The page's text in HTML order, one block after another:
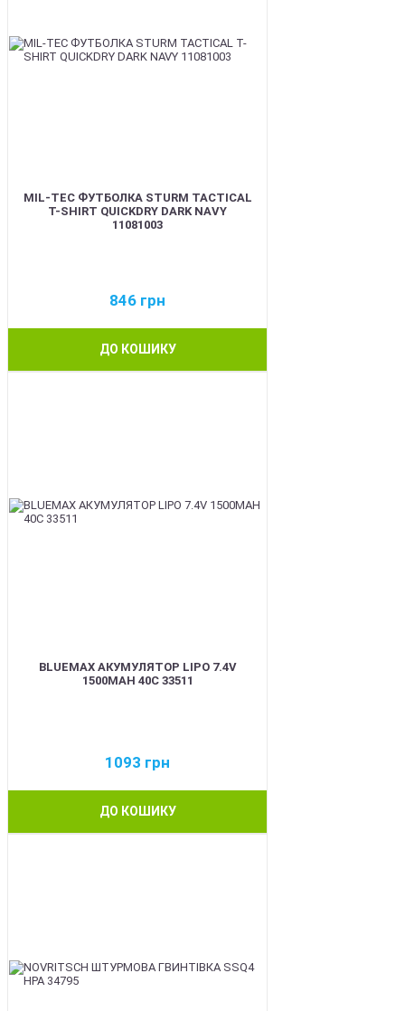
MIL-TEC ФУТБОЛКА STURM TACTICAL
T-SHIRT QUICKDRY DARK NAVY
11081003
846 грн
ДО КОШИКУ
BLUEMAX АКУМУЛЯТОР LIPO 7.4V
1500MAH 40C 33511
1093 грн
ДО КОШИКУ